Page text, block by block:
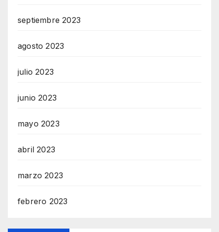
septiembre 2023
agosto 2023
julio 2023
junio 2023
mayo 2023
abril 2023
marzo 2023
febrero 2023